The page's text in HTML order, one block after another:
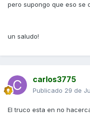
pero supongo que eso se
un saludo!
carlos3775
Publicado 29 de
El truco esta en no